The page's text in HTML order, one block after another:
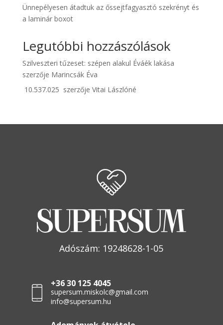
Ünnepélyesen átadtuk az őssejtfagyasztó szekrényt és
a laminár boxot
Legutóbbi hozzászólások
Szilveszteri tűzeset: szépen alakul Éváék lakása
szerzője Marincsák Éva
10.537.025 szerzője Vitai Lászlóné
Adószám: 19248628-1-05
+36 30 125 4045
supersum.miskolc@gmail.com
info@supersum.hu